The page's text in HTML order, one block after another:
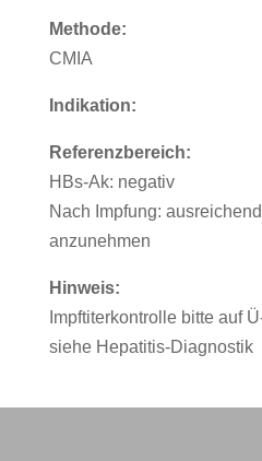
Methode:
CMIA
Indikation:
Referenzbereich:
HBs-Ak: negativ
Nach Impfung:
anzunehmen
Hinweis:
Impftiterkontrolle bitte auf
siehe Hepatitis-Diagnostik